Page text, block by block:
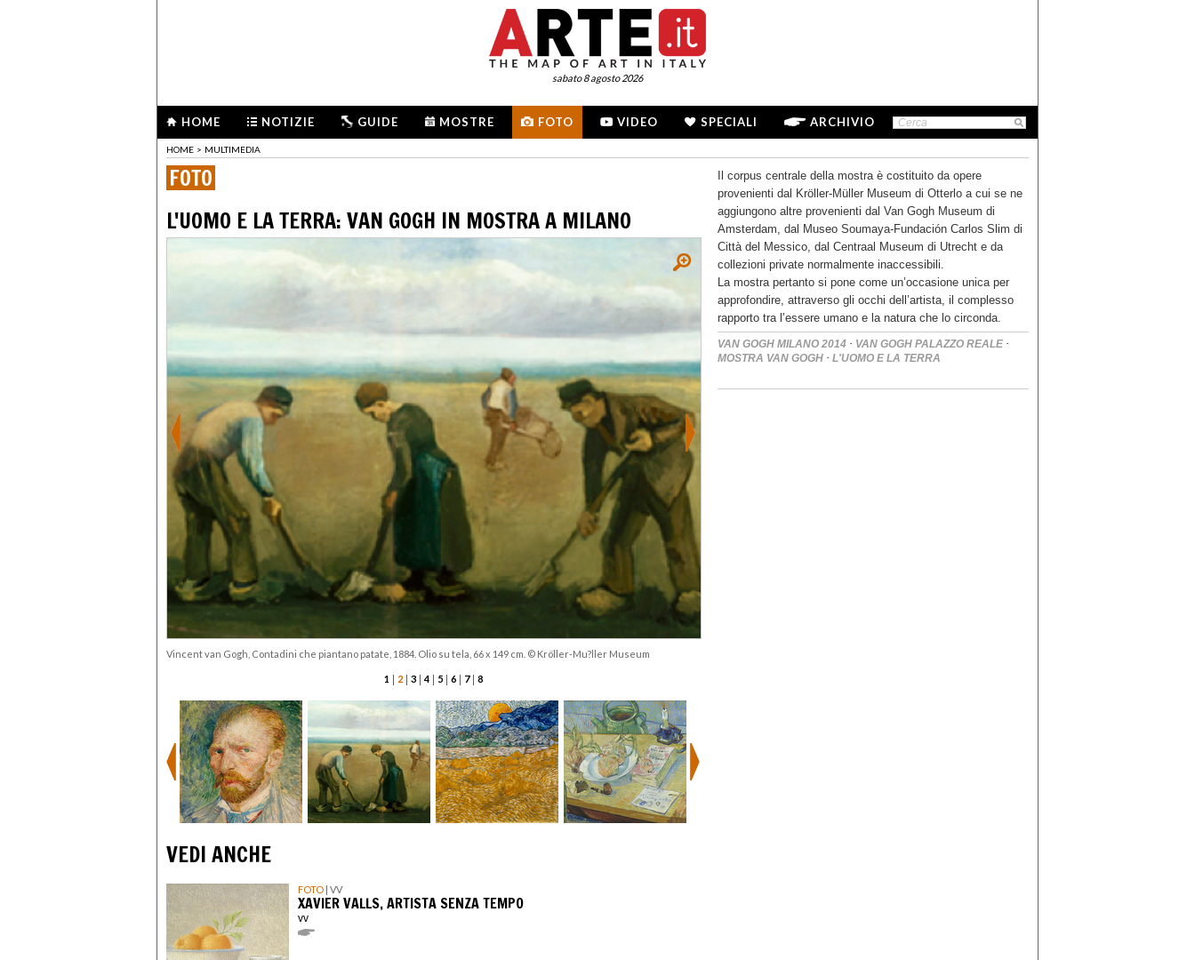
sabato 8 agosto 2026
HOME NOTIZIE GUIDE MOSTRE FOTO VIDEO SPECIALI ARCHIVIO
HOME > MULTIMEDIA
Il corpus centrale della mostra è costituito da opere
provenienti dal Kröller-Müller Museum di Otterlo a cui se ne
aggiungono altre provenienti dal Van Gogh Museum di
Amsterdam, dal Museo Soumaya-Fundación Carlos Slim di
Città del Messico, dal Centraal Museum di Utrecht e da
collezioni private normalmente inaccessibili.
La mostra pertanto si pone come un’occasione unica per
approfondire, attraverso gli occhi dell’artista, il complesso
rapporto tra l’essere umano e la natura che lo circonda.
VAN GOGH MILANO 2014 · VAN GOGH PALAZZO REALE ·
MOSTRA VAN GOGH · L'UOMO E LA TERRA
FOTO
L'UOMO E LA TERRA: VAN GOGH IN MOSTRA A MILANO
Vincent van Gogh, Contadini che piantano patate, 1884. Olio su tela, 66 x 149 cm. © Kröller-Mu?ller Museum
1 | 2| 3| 4| 5| 6| 7| 8
VEDI ANCHE
FOTO | VV
XAVIER VALLS, ARTISTA SENZA TEMPO
vv